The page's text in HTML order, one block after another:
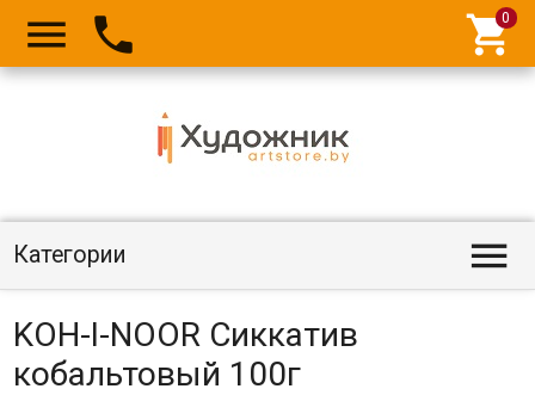
  
Категории 
KOH-I-NOOR Сиккатив
кобальтовый 100г